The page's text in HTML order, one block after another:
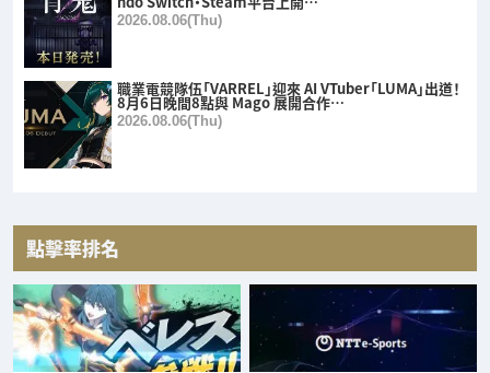
2026.08.06(Thu)
職業電競隊伍「VARREL」迎來 AI VTuber「LUMA」出道！
8月6日晚間8點與 Mago 展開合作…
2026.08.06(Thu)
點擊率排名